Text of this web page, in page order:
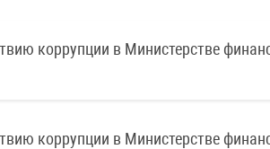
коррупции в Министерстве
коррупции в Министерстве